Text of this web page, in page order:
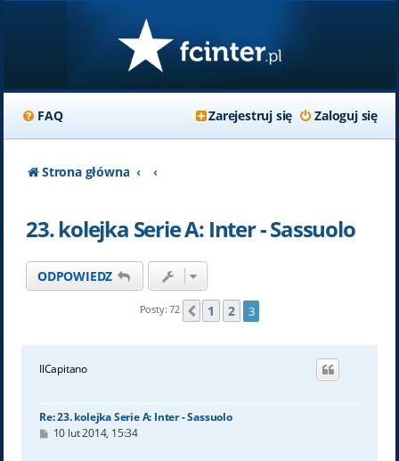
FAQ Zaloguj się
Zarejestruj się
Strona główna
23. kolejka Serie A: Inter - Sassuolo
ODPOWIEDZ
Posty: 72 Poprzednia
1 2 3
IlCapitano
Re: 23. kolejka Serie A: Inter - Sassuolo
P10 lut 2014, 15:34